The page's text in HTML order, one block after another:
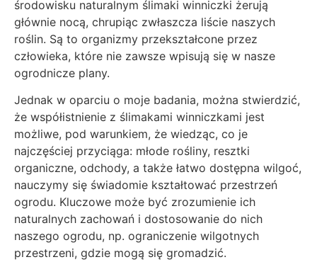
środowisku naturalnym ślimaki winniczki żerują
głównie nocą, chrupiąc zwłaszcza liście naszych
roślin. Są to organizmy przekształcone przez
człowieka, które nie zawsze wpisują się w nasze
ogrodnicze plany.
Jednak w oparciu o moje badania, można stwierdzić,
że współistnienie z ślimakami winniczkami jest
możliwe, pod warunkiem, że wiedząc, co je
najczęściej przyciąga: młode rośliny, resztki
organiczne, odchody, a także łatwo dostępna wilgoć,
nauczymy się świadomie kształtować przestrzeń
ogrodu. Kluczowe może być zrozumienie ich
naturalnych zachowań i dostosowanie do nich
naszego ogrodu, np. ograniczenie wilgotnych
przestrzeni, gdzie mogą się gromadzić.